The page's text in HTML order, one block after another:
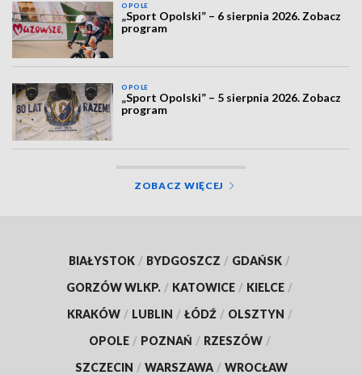
OPOLE
„Sport Opolski” – 6 sierpnia 2026. Zobacz
program
OPOLE
„Sport Opolski” – 5 sierpnia 2026. Zobacz
program
ZOBACZ WIĘCEJ
BIAŁYSTOK / BYDGOSZCZ / GDAŃSK /
GORZÓW WLKP. / KATOWICE / KIELCE /
KRAKÓW / LUBLIN / ŁÓDŹ / OLSZTYN /
OPOLE / POZNAŃ / RZESZÓW /
SZCZECIN / WARSZAWA / WROCŁAW